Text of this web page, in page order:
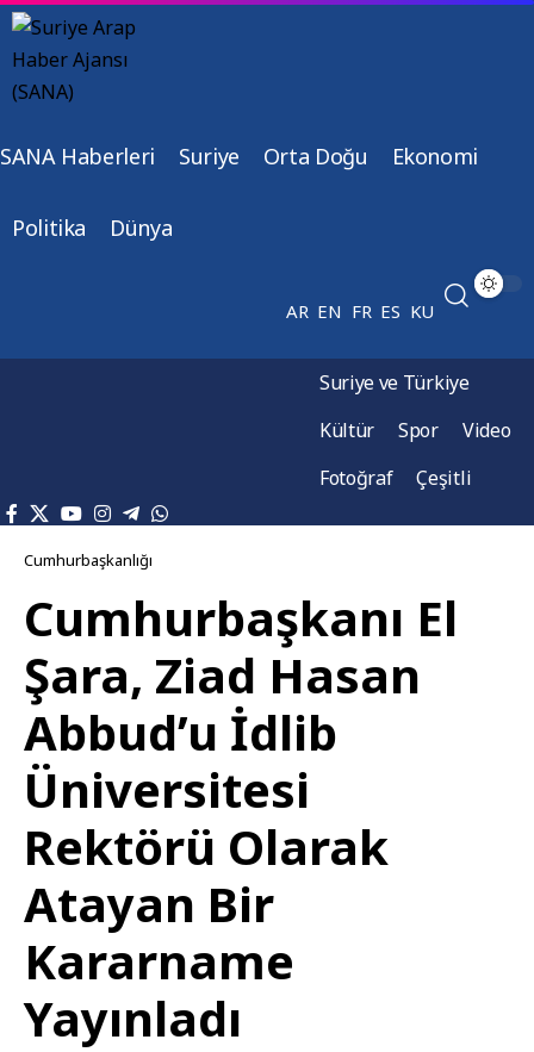
SANA Haberleri Suriye Orta Doğu Ekonomi
Politika Dünya
AR EN FR ES KU
Suriye ve Türkiye
Kültür
Spor
Video
Fotoğraf
Çeşitli
Cumhurbaşkanlığı
Cumhurbaşkanı El
Şara, Ziad Hasan
Abbud’u İdlib
Üniversitesi
Rektörü Olarak
Atayan Bir
Kararname
Yayınladı